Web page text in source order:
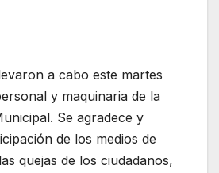
a cabo este martes
y maquinaria de la
Se agradece y
de los medios de
quejas de los ciudadanos,